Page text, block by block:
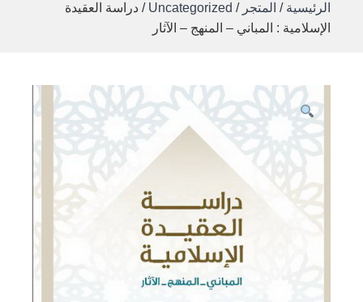
الرئيسية / المتجر /
Uncategorized / دراسة العقيدة
الإسلامية : المباني – المنهج – الآثار